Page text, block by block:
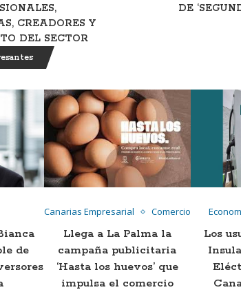
CREADORES Y
DEL SECTOR
DE
de
Canarias Empresarial Comercio
Llega a La Palma la
campaña publicitaria
‘Hasta los huevos’ que
impulsa el comercio
Los